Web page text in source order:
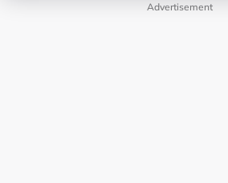
Advertisement